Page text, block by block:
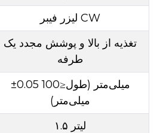
لیزر فیبر CW
تغذیه از بالا و پوشش مجدد یک
طرفه
±0.05 میلی‌متر (طول≤100
میلی‌متر)
۱.۵ لیتر